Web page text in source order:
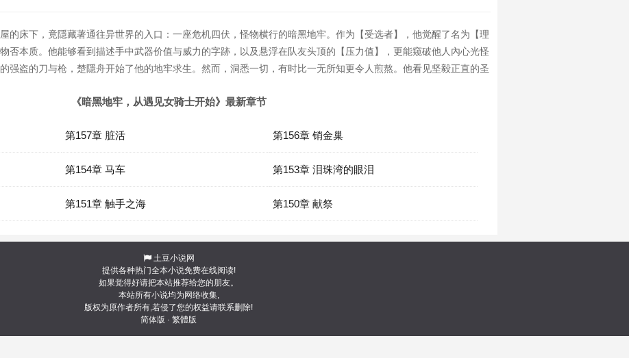
的床下，竟隱藏著通往异世界的入口：一座危机四伏，怪物横行的暗黑地牢。作为【受选者】，他觉醒了名为【理
否本质。他能够看到描述手中武器价值与威力的字跡，以及悬浮在队友头顶的【压力值】，更能窥破他人內心光怪
强盗的刀与枪，楚隱舟开始了他的地牢求生。然而，洞悉一切，有时比一无所知更令人煎熬。他看见坚毅正直的圣
《暗黑地牢，从遇见女骑士开始》最新章节
第157章 脏活 第156章 销金巢
第154章 马车 第153章 泪珠湾的眼泪
第151章 触手之海 第150章 献祭
土豆小说网
提供各种热门全本小说免费在线阅读!
如果觉得好请把本站推荐给您的朋友。
本站所有小说均为网络收集,
版权为原作者所有,若侵了您的权益请联系删除!
简体版 · 繁體版